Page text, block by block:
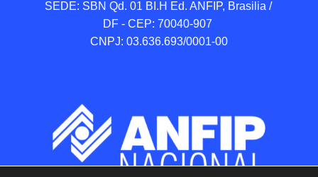
SEDE: SBN Qd. 01 BI.H Ed. ANFIP, Brasilia /
DF - CEP: 70040-907
CNPJ: 03.636.693/0001-00